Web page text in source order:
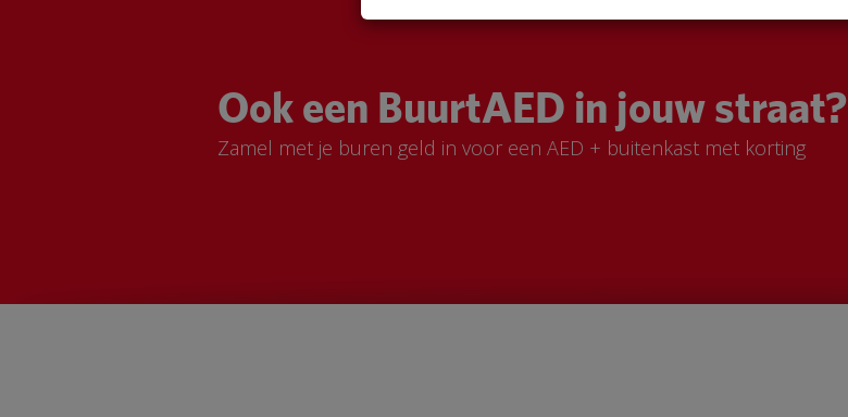
Ook een BuurtAED in jouw straat?
Zamel met je buren geld in voor een AED + buitenkast met korting